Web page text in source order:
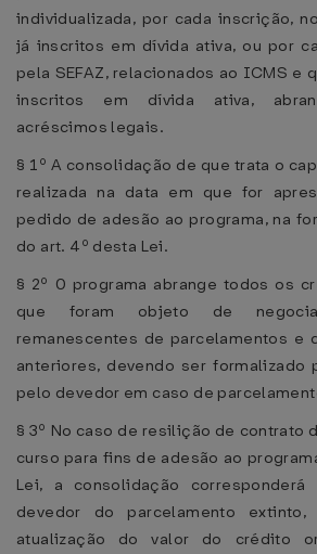
individualizada, por cada inscrição,
já inscritos em dívida ativa, ou por
pela SEFAZ, relacionados ao ICMS e
inscritos em dívida ativa,
acréscimos legais.
§ 1º A consolidação de que trata o
realizada na data em que for
pedido de adesão ao programa, na
do art. 4º desta Lei.
§ 2º 0 programa abrange todos os
que foram objeto de
remanescentes de parcelamentos e
anteriores, devendo ser
pelo devedor em caso de
§ 3º No caso de resilição de contrato
curso para fins de adesão ao
Lei, a consolidação
devedor do parcelamento extinto,
atualização do valor do crédito